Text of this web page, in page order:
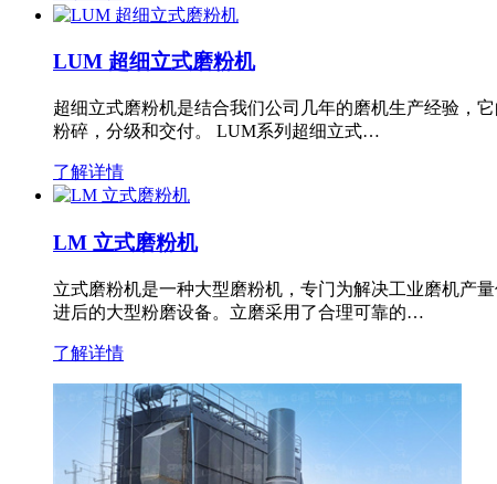
LUM 超细立式磨粉机
超细立式磨粉机是结合我们公司几年的磨机生产经验，
粉碎，分级和交付。 LUM系列超细立式…
了解详情
LM 立式磨粉机
立式磨粉机是一种大型磨粉机，专门为解决工业磨机产
进后的大型粉磨设备。立磨采用了合理可靠的…
了解详情